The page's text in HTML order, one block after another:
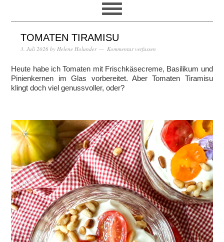
TOMATEN TIRAMISU
3. Juli 2026 by Helene Holunder Kommentar verfassen
Heute habe ich Tomaten mit Frischkäsecreme, Basilikum und
Pinienkernen im Glas vorbereitet. Aber Tomaten Tiramisu
klingt doch viel genussvoller, oder?